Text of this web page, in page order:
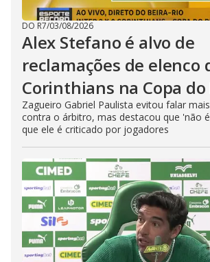
DO R7/03/08/2026
Alex Stefano é alvo de
reclamações de elenco
Corinthians na Copa do
Zagueiro Gabriel Paulista evitou falar
contra o árbitro, mas destacou que 'não
que ele é criticado por jogadores